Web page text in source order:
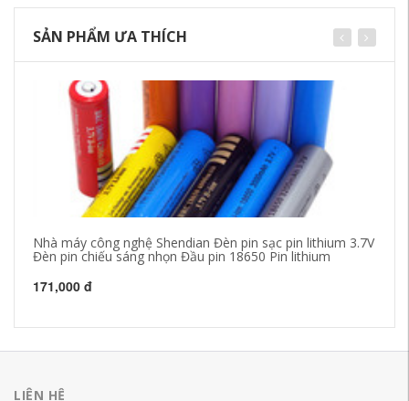
SẢN PHẨM ƯA THÍCH
Nhà máy công nghệ Shendian Đèn pin sạc pin lithium 3.7V
Đèn pin chiếu sáng nhọn Đầu pin 18650 Pin lithium
171,000 đ
LIÊN HỆ